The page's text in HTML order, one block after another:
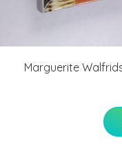
Marguerite